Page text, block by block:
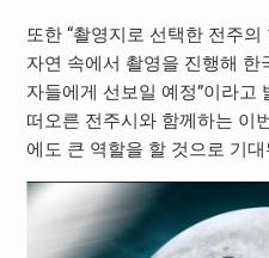
또한 “촬영지로 선택한 전주
자연 속에서 촬영을 진행해 한
자들에게 선보일 예정”이라고
떠오른 전주시와 함께하는 이
에도 큰 역할을 할 것으로 기대